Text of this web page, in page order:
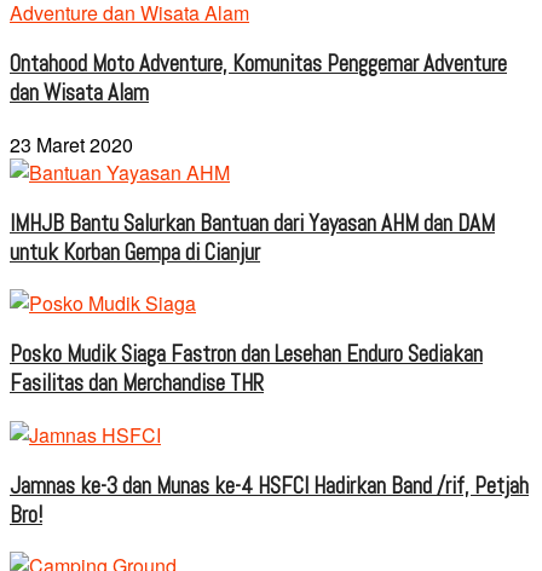
Ontahood Moto Adventure, Komunitas Penggemar Adventure
dan Wisata Alam
23 Maret 2020
IMHJB Bantu Salurkan Bantuan dari Yayasan AHM dan DAM
untuk Korban Gempa di Cianjur
Posko Mudik Siaga Fastron dan Lesehan Enduro Sediakan
Fasilitas dan Merchandise THR
Jamnas ke-3 dan Munas ke-4 HSFCI Hadirkan Band /rif, Petjah
Bro!